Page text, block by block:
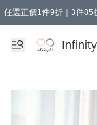
任選正價1件9折｜3件85
精選商品，任選買1件
Infinityc2 wears 滿$800
Bucks & Leather 滿